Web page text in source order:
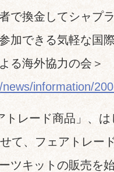
で換金してシャプ
加できる気軽な国
る海外協力の会＞
information/
トレード商品」、
て、フェアトレー
ツキットの販売を